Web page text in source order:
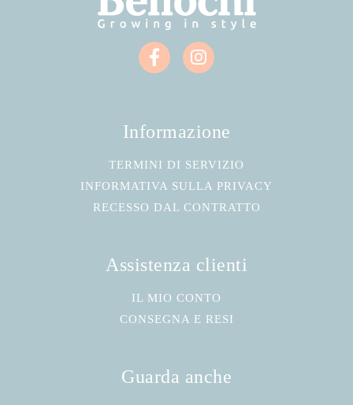
Informazione
TERMINI DI SERVIZIO
INFORMATIVA SULLA PRIVACY
RECESSO DAL CONTRATTO
Assistenza clienti
IL MIO CONTO
CONSEGNA E RESI
Guarda anche